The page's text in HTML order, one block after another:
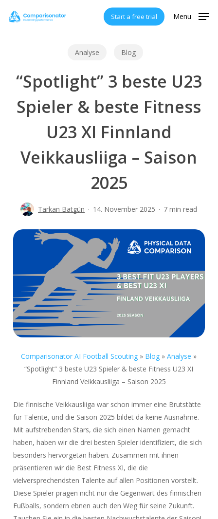
Start a free trial Menu
Analyse Blog
“Spotlight” 3 beste U23
Spieler & beste Fitness
U23 XI Finnland
Veikkausliiga – Saison
2025
Tarkan Batgün 14. November 2025 7 min read
Comparisonator AI Football Scouting » Blog »Analyse »
“Spotlight” 3 beste U23 Spieler & beste Fitness U23 XI
Finnland Veikkausliiga – Saison 2025
Die finnische Veikkausliiga war schon immer eine Brutstätte
für Talente, und die Saison 2025 bildet da keine Ausnahme.
Mit aufstrebenden Stars, die sich einen Namen gemacht
haben, haben wir die drei besten Spieler identifiziert, die sich
besonders hervorgetan haben. Zusammen mit ihnen
präsentieren wir die Best Fitness XI, die die
vielversprechendsten Talente auf allen Positionen vorstellt.
Diese Spieler prägen nicht nur die Gegenwart des finnischen
Fußballs, sondern ebnen auch den Weg für seine Zukunft.